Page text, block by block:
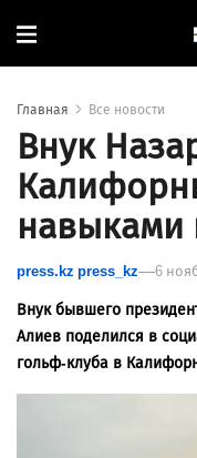
Главная Все новости
Внук
навыками
press.kz press_kz 6
Внук бывшего
Алиев поделился в
гольф-клуба в